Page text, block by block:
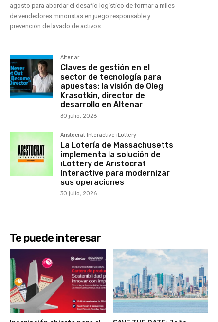
agosto para abordar el desafío logístico de formar a miles
de vendedores minoristas en juego responsable y
prevención de lavado de activos.
Altenar
Claves de gestión en el
sector de tecnología para
apuestas: la visión de Oleg
Krasotkin, director de
desarrollo en Altenar
30 julio, 2026
Aristocrat Interactive iLottery
La Lotería de Massachusetts
implementa la solución de
iLottery de Aristocrat
Interactive para modernizar
sus operaciones
30 julio, 2026
Te puede interesar